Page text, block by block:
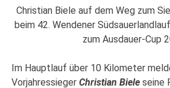
Christian Biele auf dem Weg zum
beim 42. Wendener
zum Ausdauer-Cup
Im Hauptlauf über 10 Kilometer
VorjahressiegerChristian Biele seine